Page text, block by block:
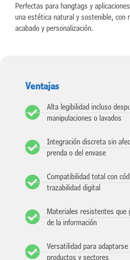
Perfectas para hangtags y
una estética natural y sostenible, con
acabado y personalización.
Ventajas
Alta legibilidad incluso
manipulaciones o lavados
Integración discreta sin
prenda o del envase
Compatibilidad total con
trazabilidad digital
Materiales resistentes que
de la información
Versatilidad para
productos y sectores